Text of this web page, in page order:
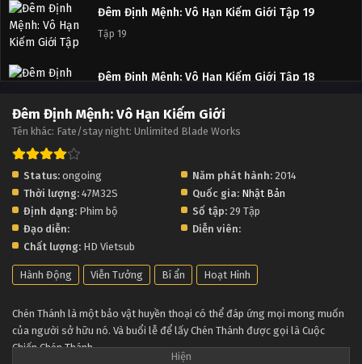
Đêm Định Mệnh: Vô Hạn Kiếm Giới Tập 19
Tập 19
Đêm Định Mệnh: Vô Hạn Kiếm Giới Tập 18
Đêm Định Mệnh: Vô Hạn Kiếm Giới Tập 17
Đêm Định Mệnh: Vô Hạn Kiếm Giới Tập 16
Đêm Định Mệnh: Vô Hạn Kiếm Giới Tập 15
Đêm Định Mệnh: Vô Hạn Kiếm Giới Tập 14
Đêm Định Mệnh: Vô Hạn Kiếm Giới
Tên khác: Fate/stay night: Unlimited Blade Works
Status: ongoing Năm phát hành: 2014
Thời lượng: 47M32S Quốc gia: Nhật Bản
Định dạng: Phim bộ Số tập: 29 Tập
Đạo diễn:
Diễn viên:
Chất lượng: HD Vietsub
Hành Động Viễn Tưởng Bí ẩn Hoạt Hình
Chén Thánh là một bảo vật huyền thoại có thể đáp ứng mọi mong muốn
của người sở hữu nó. Và buổi lễ để lấy Chén Thánh được gọi là Cuộc
Chiến Chén Thánh.